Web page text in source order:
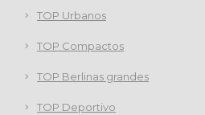
TOP Urbanos
TOP Compactos
TOP Berlinas grandes
TOP Deportivo